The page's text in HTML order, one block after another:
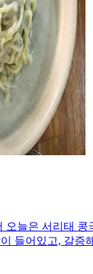
오늘은 서리태
들어있고, 갈증